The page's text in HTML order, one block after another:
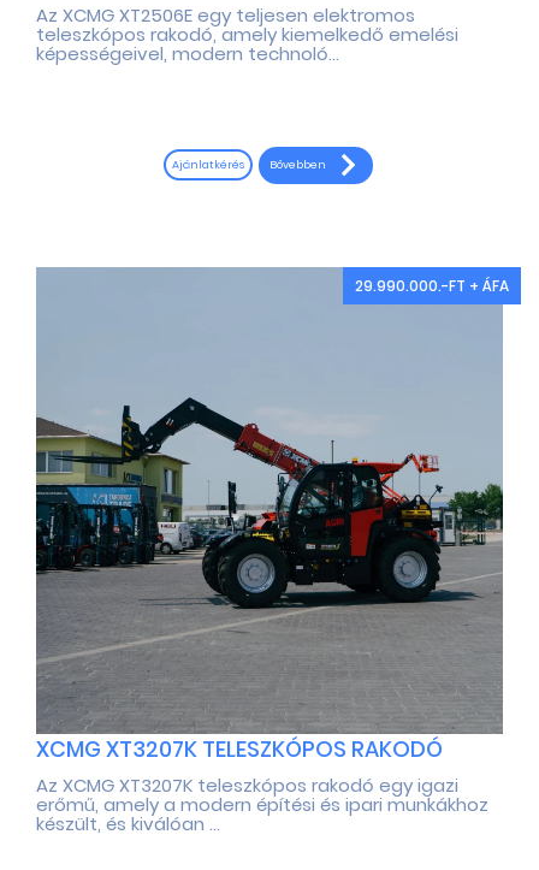
Az XCMG XT2506E egy teljesen elektromos
teleszkópos rakodó, amely kiemelkedő emelési
képességeivel, modern technoló...
Ajánlatkérés Bővebben
29.990.000.-FT + ÁFA
XCMG XT3207K TELESZKÓPOS RAKODÓ
Az XCMG XT3207K teleszkópos rakodó egy igazi
erőmű, amely a modern építési és ipari munkákhoz
készült, és kiválóan ...